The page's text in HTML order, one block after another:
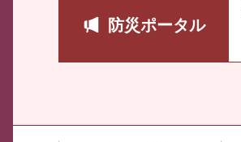
防災ポータル